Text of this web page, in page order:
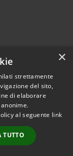
2026 • Comune di
Vidolasco •
byMunicipium
redazione
×
strettamente
del sito,
di elaborare
al seguente link
TUTTO